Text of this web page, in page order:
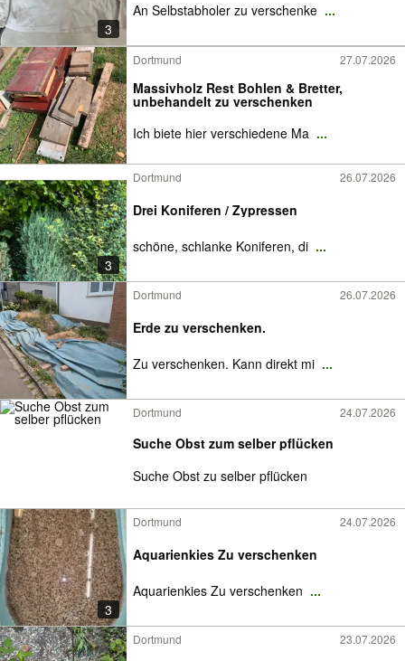
3
An Selbstabholer zu verschenke ...
Dortmund 27.07.2026
Massivholz Rest Bohlen & Bretter,
unbehandelt zu verschenken
Ich biete hier verschiedene Ma ...
3
Dortmund 26.07.2026
Drei Koniferen / Zypressen
schöne, schlanke Koniferen, di ...
Dortmund 26.07.2026
Erde zu verschenken.
Zu verschenken. Kann direkt mi ...
Dortmund 24.07.2026
Suche Obst zum selber pflücken
Suche Obst zu selber pflücken
3
Dortmund 24.07.2026
Aquarienkies Zu verschenken
Aquarienkies Zu verschenken ...
Dortmund 23.07.2026